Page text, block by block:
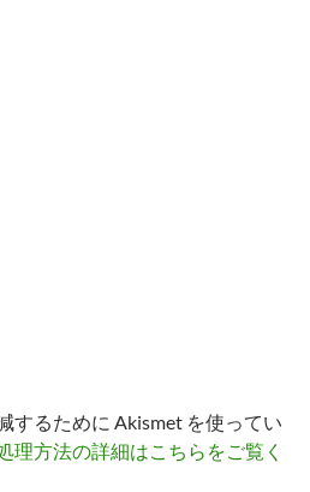
するために Akismet を使ってい
理方法の詳細はこちらをご覧く